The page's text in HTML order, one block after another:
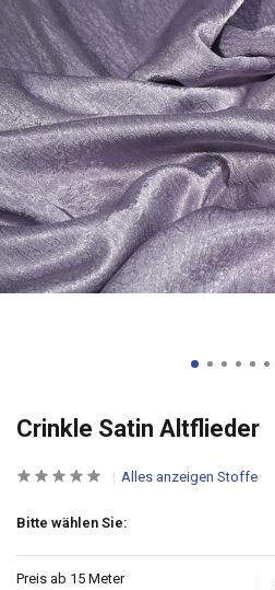
Crinkle Satin Altflieder
Alles anzeigen Stoffe
Bitte wählen Sie:
Preis ab 15 Meter